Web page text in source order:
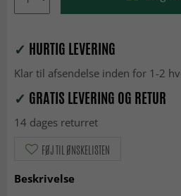
✓ HURTIG LEVERING
Klar til afsendelse inden for 1-2
✓ GRATIS LEVERING OG RETUR
14 dages returret
FØJ TIL ØNSKELISTEN
Beskrivelse